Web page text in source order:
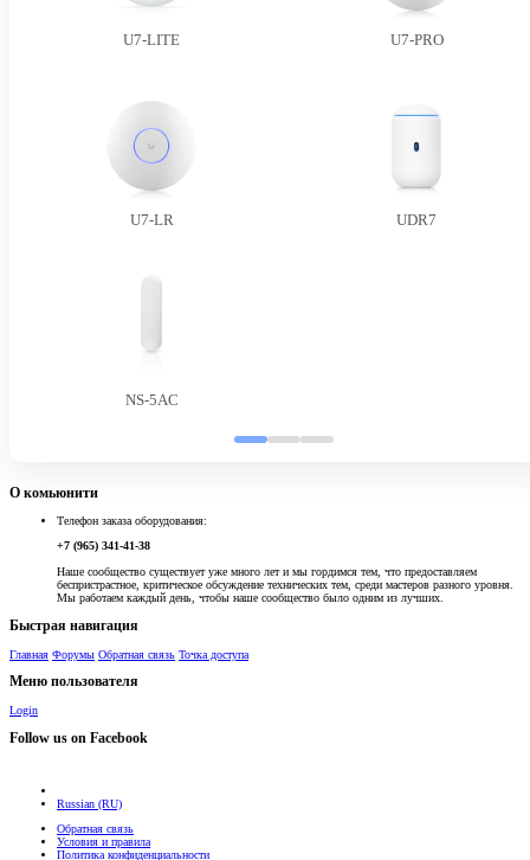
U7-LITE U7-PRO
U7-LR UDR7
NS-5AC
О комьюнити
Телефон заказа оборудования:
+7 (965) 341-41-38
Наше сообщество существует уже много лет и мы гордимся тем, что предоставляем
беспристрастное, критическое обсуждение технических тем, среди мастеров разного уровня.
Мы работаем каждый день, чтобы наше сообщество было одним из лучших.
Быстрая навигация
Главная Форумы Обратная связь Точка доступа
Меню пользователя
Login
Follow us on Facebook
Russian (RU)
Обратная связь
Условия и правила
Политика конфиденциальности